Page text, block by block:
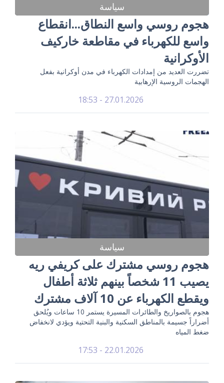
سياسة
هجوم روسي واسع النطاق...انقطاع
واسع للكهرباء في مقاطعة خاركيف
الأوكرانية
تضررت العديد من إمدادات الكهرباء في مدن أوكرانية بفعل
الهجمات الروسية الإرهابية
27.01.2026 - 18:53
سياسة
هجوم روسي مشترك على كريفي ريه
يصيب 11 شخصاً بينهم ثلاثة أطفال
ويقطع الكهرباء عن 10 آلاف مشترك
هجوم بالصواريخ والطائرات المسيرة يستمر 10 ساعات ويُلحق
أضراراً جسيمة بالمناطق السكنية والبنية التحتية ويؤدي لانخفاض
ضغط المياه
22.01.2026 - 17:53